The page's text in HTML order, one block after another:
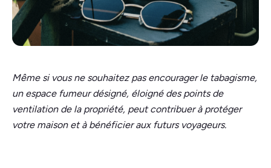
Même si vous ne souhaitez pas encourager le tabagisme,
un espace fumeur désigné, éloigné des points de
ventilation de la propriété, peut contribuer à protéger
votre maison et à bénéficier aux futurs voyageurs.